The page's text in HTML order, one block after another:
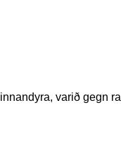
varið gegn